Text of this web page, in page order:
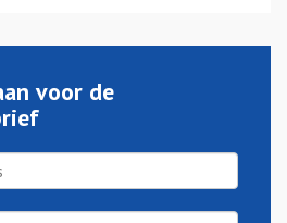
voor de